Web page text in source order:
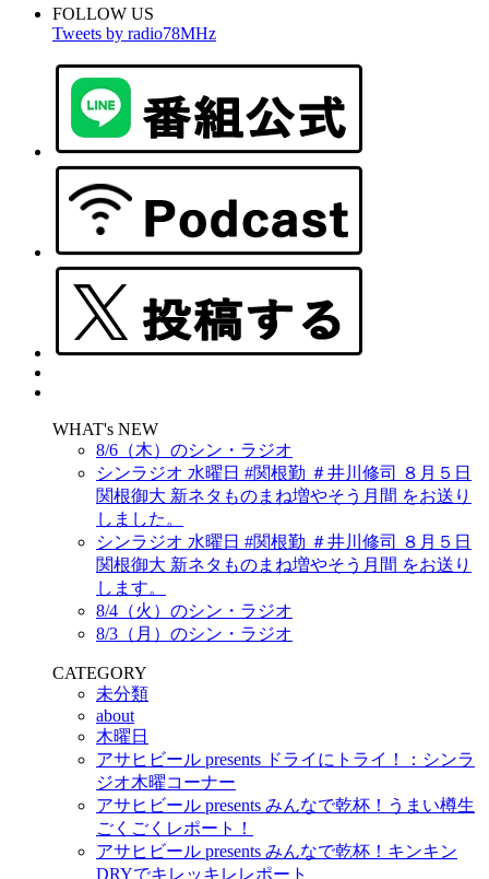
FOLLOW US
Tweets by radio78MHz
WHAT's NEW
8/6（木）のシン・ラジオ
シンラジオ 水曜日 #関根勤 ＃井川修司 ８月５日
関根御大 新ネタものまね増やそう月間 をお送り
しました。
シンラジオ 水曜日 #関根勤 ＃井川修司 ８月５日
関根御大 新ネタものまね増やそう月間 をお送り
します。
8/4（火）のシン・ラジオ
8/3（月）のシン・ラジオ
CATEGORY
未分類
about
木曜日
アサヒビール presents ドライにトライ！：シンラ
ジオ木曜コーナー
アサヒビール presents みんなで乾杯！うまい樽生
ごくごくレポート！
アサヒビール presents みんなで乾杯！キンキン
DRYでキレッキレレポート